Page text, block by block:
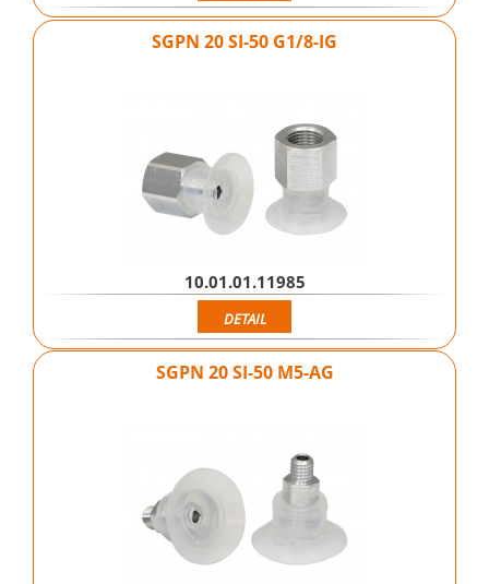
SGPN 20 SI-50 G1/8-IG
10.01.01.11985
DETAIL
SGPN 20 SI-50 M5-AG